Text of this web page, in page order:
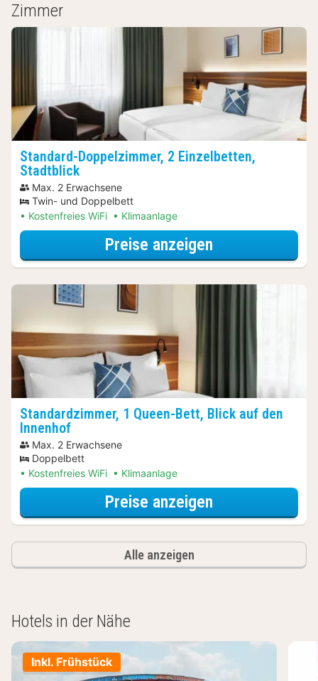
Zimmer
Standard-Doppelzimmer, 2 Einzelbetten,
Stadtblick
Max. 2 Erwachsene
Twin- und Doppelbett
Kostenfreies WiFi
Klimaanlage
Preise anzeigen
Standardzimmer, 1 Queen-Bett, Blick auf den
Innenhof
Max. 2 Erwachsene
Doppelbett
Kostenfreies WiFi
Klimaanlage
Preise anzeigen
Alle anzeigen
Hotels in der Nähe
Inkl. Frühstück